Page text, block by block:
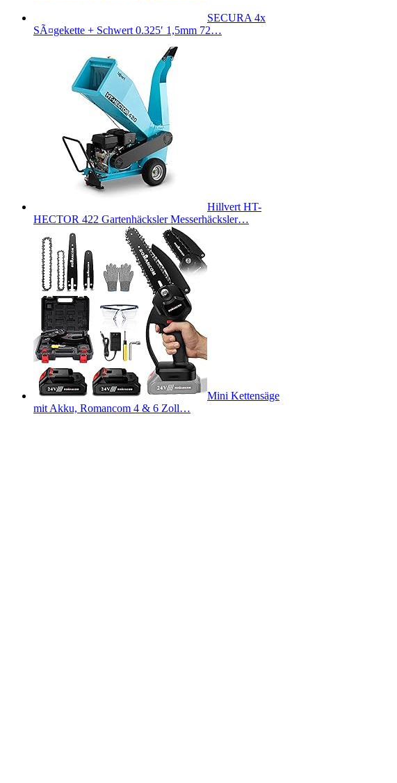
SECURA 4x
SÃ¤gekette + Schwert 0.325′ 1,5mm 72…
Hillvert HT-
HECTOR 422 Gartenhäcksler Messerhäcksler…
Mini Kettensäge
mit Akku, Romancom 4 & 6 Zoll…